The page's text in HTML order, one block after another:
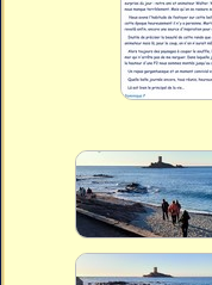
Vous